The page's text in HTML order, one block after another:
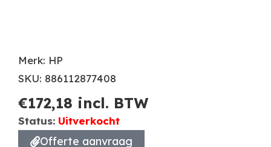
Merk: HP
SKU: 886112877408
€172,18 incl. BTW
Status: Uitverkocht
Offerte aanvraag